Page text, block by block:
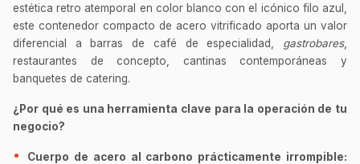
estética retro atemporal en color blanco con el icónico filo azul,
este contenedor compacto de acero vitrificado aporta un valor
diferencial a barras de café de especialidad, gastrobares,
restaurantes de concepto, cantinas contemporáneas y
banquetes de catering.
¿Por qué es una herramienta clave para la operación de tu
negocio?
Cuerpo de acero al carbono prácticamente irrompible: